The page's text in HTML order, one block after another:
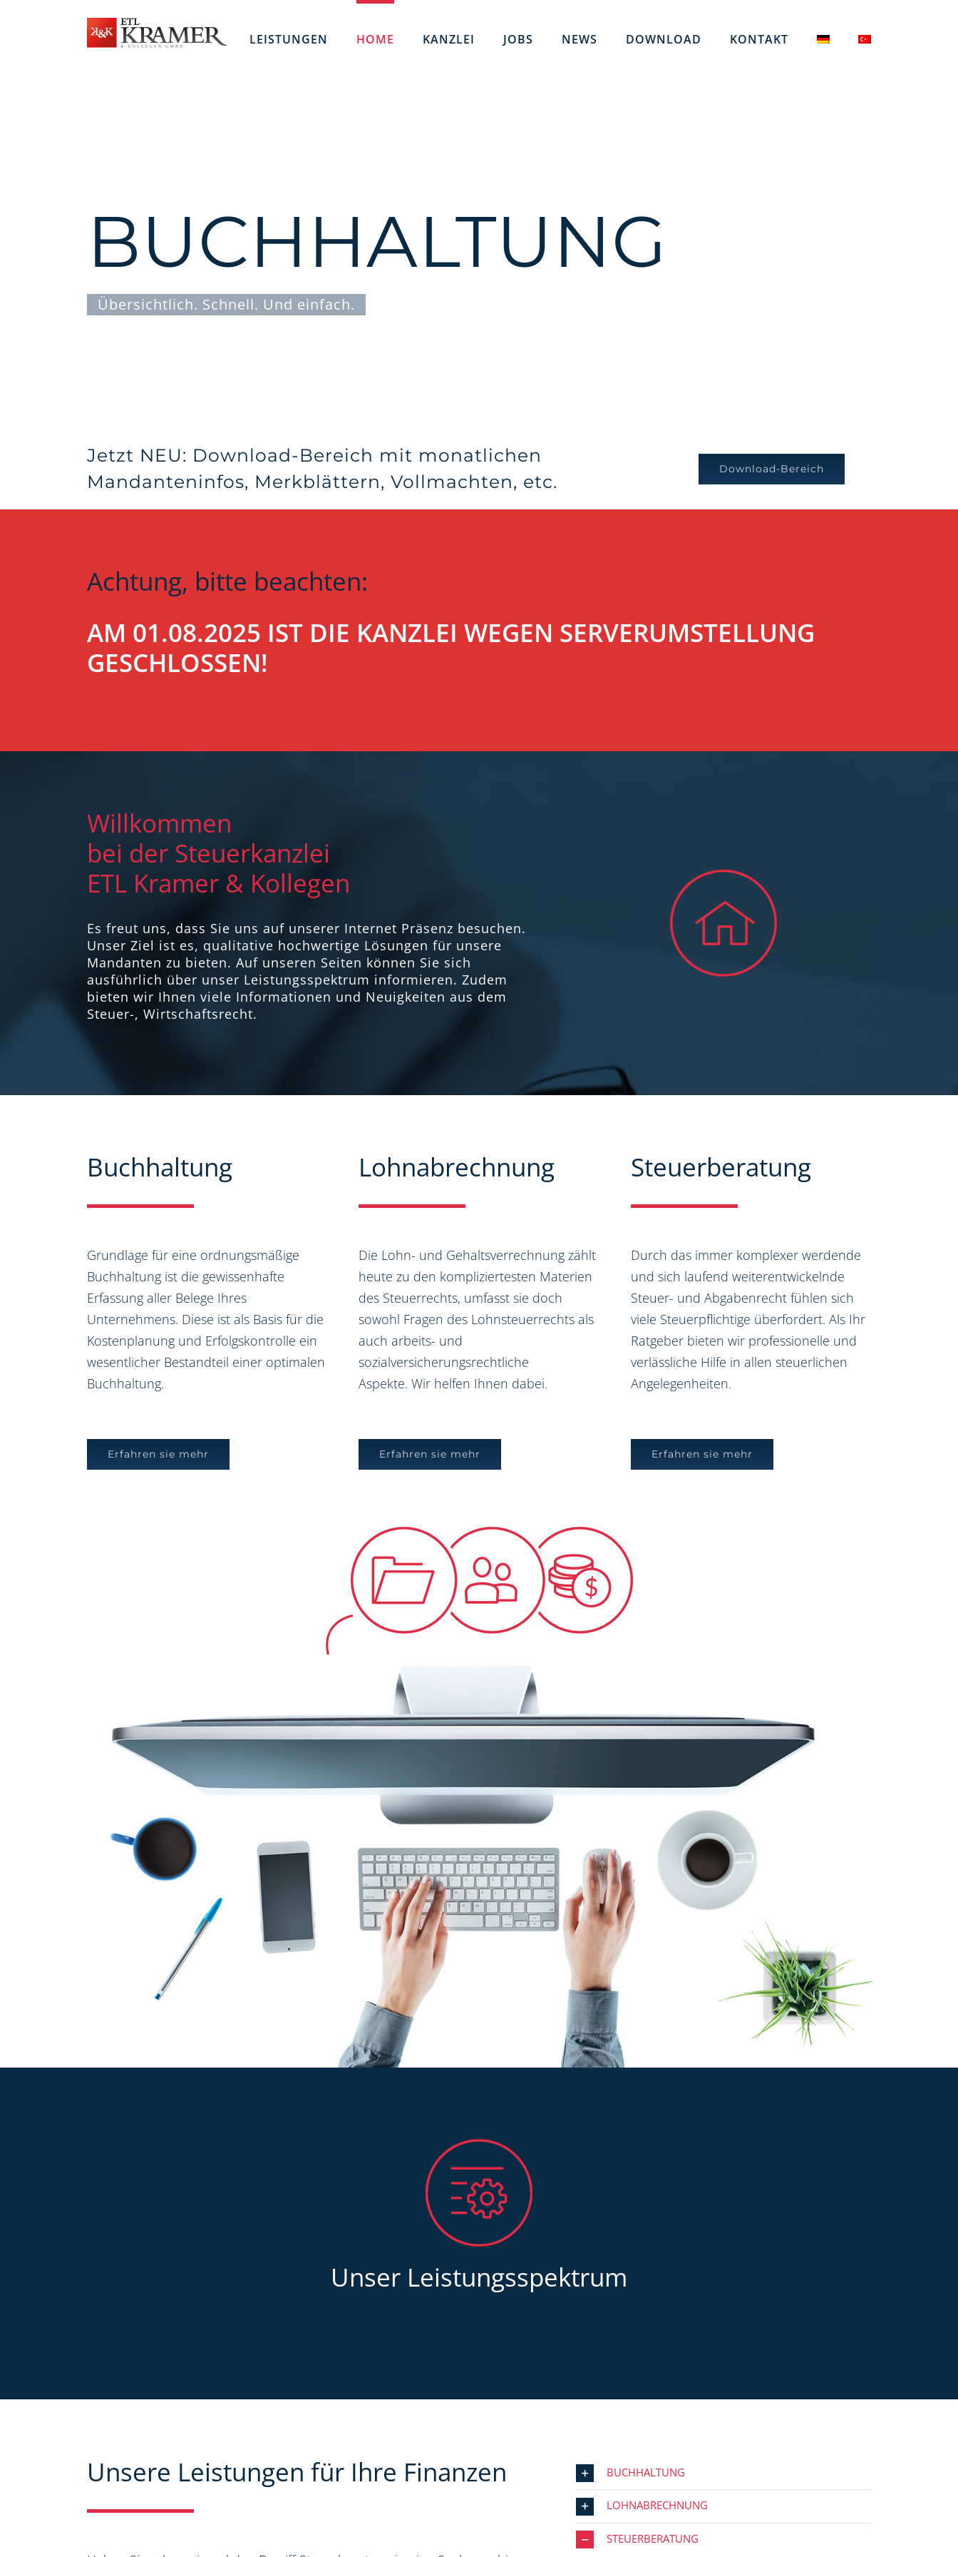
LEISTUNGEN HOME KANZLEI JOBS NEWS DOWNLOAD KONTAKT
BUCHHALTUNG
Übersichtlich. Schnell. Und einfach.
Jetzt NEU: Download-Bereich mit monatlichen
Mandanteninfos, Merkblättern, Vollmachten, etc.
Download-Bereich
Achtung, bitte beachten:
AM 01.08.2025 IST DIE KANZLEI WEGEN SERVERUMSTELLUNG
GESCHLOSSEN!
Willkommen
bei der Steuerkanzlei
ETL Kramer & Kollegen
Es freut uns, dass Sie uns auf unserer Internet Präsenz besuchen.
Unser Ziel ist es, qualitative hochwertige Lösungen für unsere
Mandanten zu bieten. Auf unseren Seiten können Sie sich
ausführlich über unser Leistungsspektrum informieren. Zudem
bieten wir Ihnen viele Informationen und Neuigkeiten aus dem
Steuer-, Wirtschaftsrecht.
Buchhaltung
Grundlage für eine ordnungsmäßige
Buchhaltung ist die gewissenhafte
Erfassung aller Belege Ihres
Unternehmens. Diese ist als Basis für die
Kostenplanung und Erfolgskontrolle ein
wesentlicher Bestandteil einer optimalen
Buchhaltung.
Erfahren sie mehr
Lohnabrechnung
Die Lohn- und Gehaltsverrechnung zählt
heute zu den kompliziertesten Materien
des Steuerrechts, umfasst sie doch
sowohl Fragen des Lohnsteuerrechts als
auch arbeits- und
sozialversicherungsrechtliche
Aspekte. Wir helfen Ihnen dabei.
Erfahren sie mehr
Steuerberatung
Durch das immer komplexer werdende
und sich laufend weiterentwickelnde
Steuer- und Abgabenrecht fühlen sich
viele Steuerpflichtige überfordert. Als Ihr
Ratgeber bieten wir professionelle und
verlässliche Hilfe in allen steuerlichen
Angelegenheiten.
Erfahren sie mehr
Unser Leistungsspektrum
Unsere Leistungen für Ihre Finanzen BUCHHALTUNG
LOHNABRECHNUNG
STEUERBERATUNG